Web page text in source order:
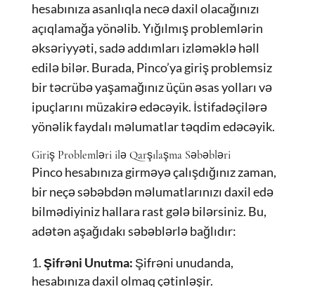
hesabınıza asanlıqla necə daxil olacağınızı
açıqlamağa yönəlib. Yığılmış problemlərin
əksəriyyəti, sadə addımları izləməklə həll
edilə bilər. Burada, Pinco’ya giriş problemsiz
bir təcrübə yaşamağınız üçün əsas yolları və
ipuçlarını müzakirə edəcəyik. İstifadəçilərə
yönəlik faydalı məlumatlar təqdim edəcəyik.
Giriş Problemləri ilə Qarşılaşma Səbəbləri
Pinco hesabınıza girməyə çalışdığınız zaman,
bir neçə səbəbdən məlumatlarınızı daxil edə
bilmədiyiniz hallara rast gələ bilərsiniz. Bu,
adətən aşağıdakı səbəblərlə bağlıdır:
Şifrəni Unutma: Şifrəni unudanda,
hesabınıza daxil olmaq çətinləşir.